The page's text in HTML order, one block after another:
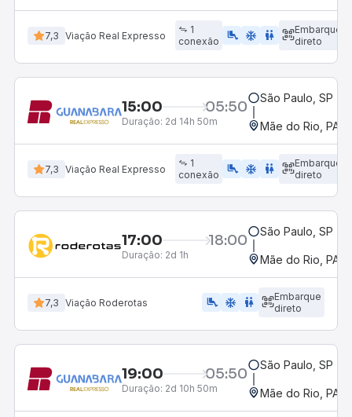
7,3 Viação Real Expresso
1
conexão
airline_seat_legroom_extra ac_unit WC
Embarque
direto
15:00 05:50
Duração: 2d 14h 50m
São Paulo, SP -
Mãe do Rio, PA
7,3 Viação Real Expresso
1
conexão
airline_seat_legroom_extra ac_unit WC
Embarque
direto
17:00 18:00
Duração: 2d 1h
São Paulo, SP -
Mãe do Rio, PA
7,3 Viação Roderotas airline_seat_legroom_extra ac_unit WC
Embarque
direto
19:00 05:50
Duração: 2d 10h 50m
São Paulo, SP -
Mãe do Rio, PA